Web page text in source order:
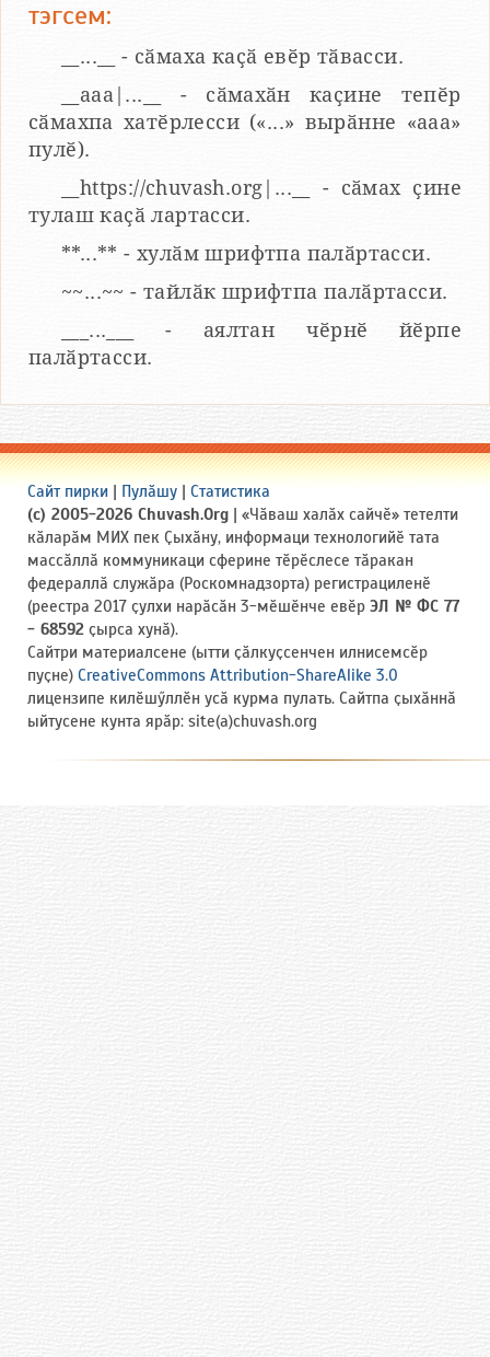
тэгсем:
__...__ - сӑмаха каҫӑ евӗр тӑвасси.
__aaa|...__ - сӑмахӑн каҫине тепӗр
сӑмахпа хатӗрлесси («...» вырӑнне «ааа»
пулӗ).
__https://chuvash.org|...__ - сӑмах ҫине
тулаш каҫӑ лартасси.
**...** - хулӑм шрифтпа палӑртасси.
~~...~~ - тайлӑк шрифтпа палӑртасси.
___...___ - аялтан чӗрнӗ йӗрпе
палӑртасси.
Сайт пирки | Пулӑшу | Статистика
(c) 2005-2026 Chuvash.Org | «Чӑваш халӑх сайчӗ» тетелти
кӑларӑм МИХ пек Ҫыхӑну, информаци технологийӗ тата
массӑллӑ коммуникаци сферине тӗрӗслесе тӑракан
федераллӑ служӑра (Роскомнадзорта) регистрациленӗ
(реестра 2017 ҫулхи нарӑсӑн 3-мӗшӗнче евӗр ЭЛ № ФС 77
- 68592 ҫырса хунӑ).
Сайтри материалсене (ытти ҫӑлкуҫсенчен илнисемсӗр
пуҫне) CreativeCommons Attribution-ShareAlike 3.0
лицензипе килӗшӳллӗн усӑ курма пулать. Сайтпа ҫыхӑннӑ
ыйтусене кунта ярӑр: site(a)chuvash.org